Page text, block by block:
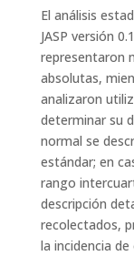
El análisis
JASP versión
representaron
absolutas,
analizaron
determinar su
normal se
estándar; en
rango
descripción
recolectados,
la incidencia